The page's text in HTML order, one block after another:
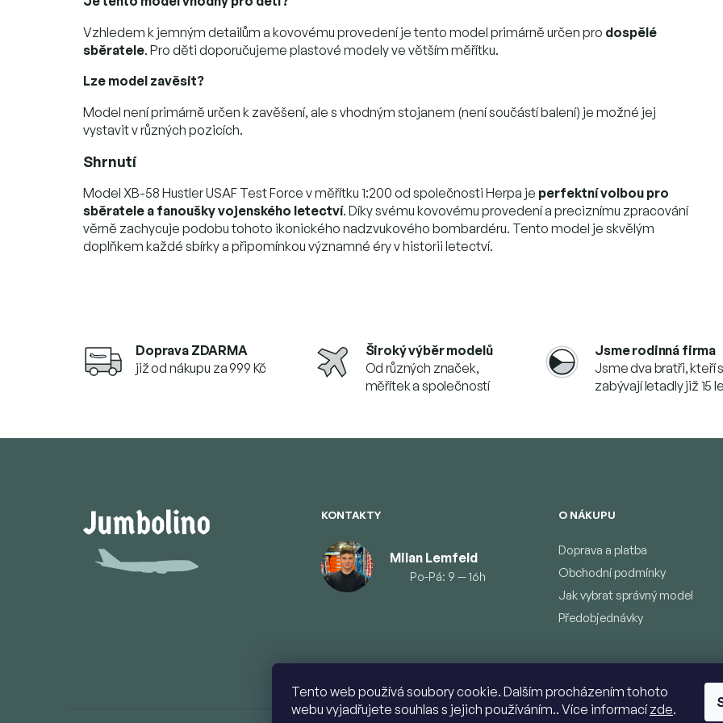
Tento web používá soubory cookie. Dalším procházením tohoto
webu vyjadřujete souhlas s jejich používáním.. Více informacízde.
Doprava ZDARMA
již od nákupu za 999 Kč
Široký výběr modelů
Od různých značek,
měřítek a společností
Jsme rodinná firma
Jsme dva bratři, kteří
zabývají letadly již 15
Vzhledem k jemným detailům a kovovému provedení je tento model primárně určen pro dospělé
sběratele. Pro děti doporučujeme plastové modely ve větším měřítku.
Lze model zavěsit?
Model není primárně určen k zavěšení, ale s vhodným stojanem (není součástí balení) je možné jej
vystavit v různých pozicích.
Shrnutí
Model XB-58 Hustler USAF Test Force v měřítku 1:200 od společnosti Herpa je perfektní volbou pro
sběratele a fanoušky vojenského letectví. Díky svému kovovému provedení a preciznímu zpracování
věrně zachycuje podobu tohoto ikonického nadzvukového bombardéru. Tento model je skvělým
doplňkem každé sbírky a připomínkou významné éry v historii letectví.
KONTAKTY
Milan Lemfeld
Po-Pá: 9 — 16h
O NÁKUPU
Doprava a platba
Obchodní podmínky
Jak vybrat správný model
Předobjednávky